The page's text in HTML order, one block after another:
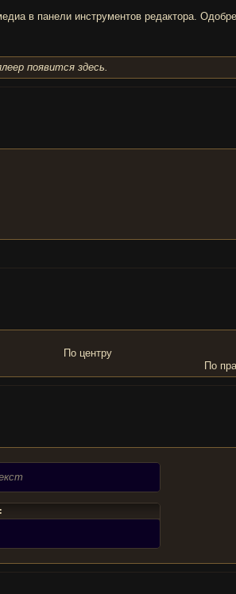
в панели инструментов редактора.
появится здесь.
По центру
По